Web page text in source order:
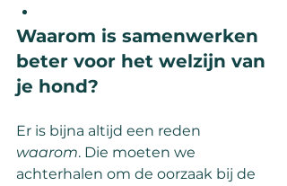
Waarom is samenwerken
beter voor het welzijn van
je hond?
Er is bijna altijd een reden
waarom. Die moeten we
achterhalen om de oorzaak bij de